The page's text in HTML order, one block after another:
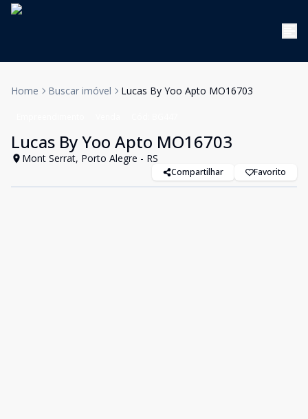
Home Buscar imóvel Lucas By Yoo Apto MO16703
Lucas By Yoo Apto MO16703
Mont Serrat, Porto Alegre - RS
Compartilhar Favorito